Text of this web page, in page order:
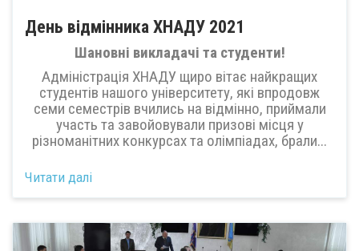
День відмінника ХНАДУ 2021
Шановні викладачі та студенти!
Адміністрація ХНАДУ щиро вітає найкращих
студентів нашого університету, які впродовж
семи семестрів вчились на відмінно, приймали
участь та завойовували призові місця у
різноманітних конкурсах та олімпіадах, брали...
Читати далі